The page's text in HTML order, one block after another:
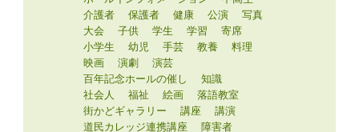
介護者
保護者 健康 公演
写真
大会
子供 学生 学習
寄席
小学生
幼児 手芸 教養
料理
映画
演劇
演芸
百年記念ホールの催し
知識
社会人
福祉 絵画
落語教室
街かどギャラリー
講座
講演
道民カレッジ連携講座
障害者